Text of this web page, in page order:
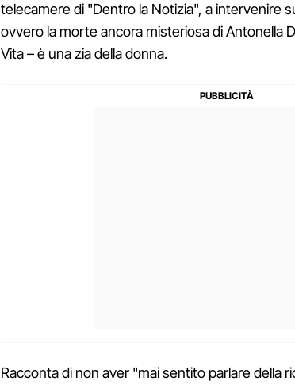
telecamere di "Dentro la Notizia", a intervenire
ovvero la morte ancora misteriosa di Antonella
Vita – è una zia della donna.
Racconta di non aver "mai sentito parlare della